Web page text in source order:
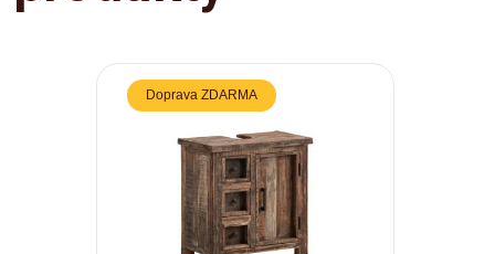
Doprava ZDARMA